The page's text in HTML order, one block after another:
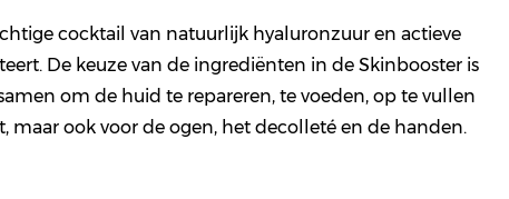
cocktail van natuurlijk hyaluronzuur en actieve
De keuze van de ingrediënten in de Skinbooster is
om de huid te repareren, te voeden, op te vullen
ook voor de ogen, het decolleté en de handen.